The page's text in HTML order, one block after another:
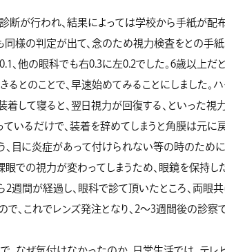
が行われ、結果によっては学校から手紙が配布
同様の判定が出て、念のため視力検査をとの手
、他の眼科でも右0.3に左0.2でした。6歳以上だと
るとのことで、早速始めてみることにしました。
着して寝ると、翌日視力が回復する、といった視
いるだけで、装着を辞めてしまうと角膜は元に
、目に炎症があって付けられない等の時のため
眼での視力が変わってしまうため、眼鏡を保持し
週間が経過し、眼科で診て頂いたところ、両眼共
、これでレンズ発注となり、2〜3週間後の診察